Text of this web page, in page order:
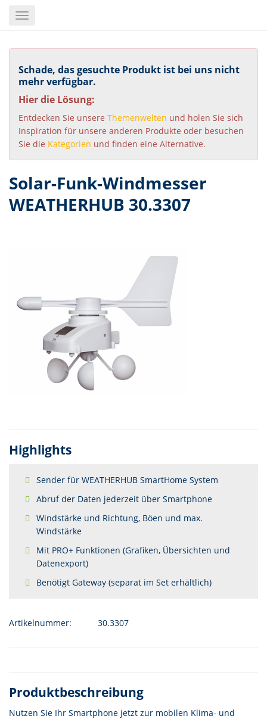
content
Toggle
Schade, das gesuchte Produkt ist bei uns nicht
mehr verfügbar.
Hier die Lösung:
Entdecken Sie unsere Themenwelten und holen Sie sich
Inspiration für unsere anderen Produkte oder besuchen
Sie die Kategorien und finden eine Alternative.
Solar-Funk-Windmesser
WEATHERHUB 30.3307
Highlights
Sender für WEATHERHUB SmartHome System
Abruf der Daten jederzeit über Smartphone
Windstärke und Richtung, Böen und max.
Windstärke
Mit PRO+ Funktionen (Grafiken, Übersichten und
Datenexport)
Benötigt Gateway (separat im Set erhältlich)
Artikelnummer: 30.3307
Produktbeschreibung
Nutzen Sie Ihr Smartphone jetzt zur mobilen Klima- und